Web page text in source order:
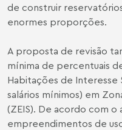
de construir
enormes proporções.
A proposta de revisão
mínima de percentuais
Habitações de Interesse
salários mínimos) em
(ZEIS). De acordo com o
empreendimentos de